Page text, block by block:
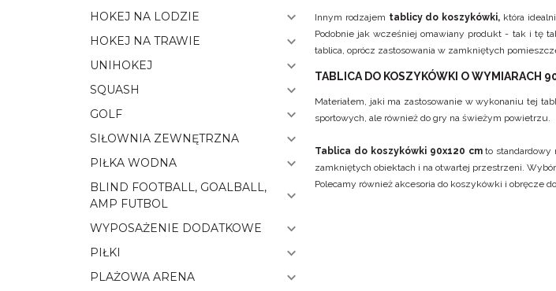
Innym rodzajem tablicy do koszykówki, która
Podobnie jak wcześniej omawiany produkt - tak i tę
tablica, oprócz zastosowania w zamkniętych
TABLICA DO KOSZYKÓWKI O WYMIARACH
Materiałem, jaki ma zastosowanie w wykonaniu tej
sportowych, ale również do gry na świeżym powietrzu.
Tablica do koszykówki 90x120 cmto standardowy
zamkniętych obiektach i na otwartej przestrzeni.
Polecamy również akcesoria do koszykówki i obręcze
HOKEJ NA LODZIE
HOKEJ NA TRAWIE
UNIHOKEJ
SQUASH
GOLF
SIŁOWNIA ZEWNĘTRZNA
PIŁKA WODNA
BLIND FOOTBALL, GOALBALL,
AMP FUTBOL
WYPOSAŻENIE DODATKOWE
PIŁKI
PLAŻOWA ARENA